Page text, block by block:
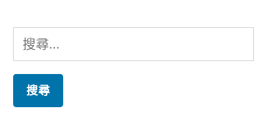
搜
尋
鍵